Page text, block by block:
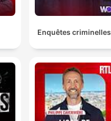
Enquêtes criminelles